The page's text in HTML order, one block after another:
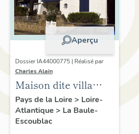
Aperçu
Dossier IA44000775 | Réalisé par
Charles Alain
Maison dite villa
balnéaire Clairbois,
37 avenue des
Ondines
Pays de la Loire > Loire-
Atlantique > La Baule-
Escoublac